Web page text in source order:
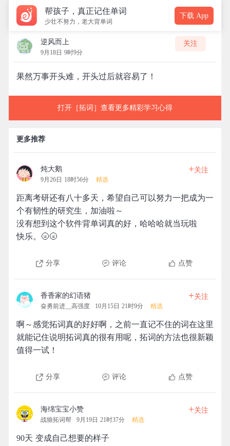
帮孩子，真正记住单词
少壮不努力，老大背单词
下载 App
逆风而上
9月18日 9时9分
关注
果然万事开头难，开头过后就容易了！
打开［拓词］查看更多精彩学习心得
更多推荐
炖大鹅
9月26日 18时56分 精选
+关注
距离考研还有八十多天，希望自己可以努力一把成为一
个有韧性的研究生，加油啦～
没有想到这个软件背单词真的好，哈哈哈就当玩啦
快乐。🌝🌝
分享 评论 点赞
香香家的幻语猪
奋勇前进__高强度 10月15日 21时9分 精选
+关注
啊～感觉拓词真的好好啊，之前一直记不住的词在这里
就能记住说明拓词真的很有用呢，拓词的方法也很新颖
值得一试！
分享 评论 点赞
海绵宝宝小赞
战狼拓词帮 9月19日 21时37分 精选
+关注
90天 变成自己想要的样子